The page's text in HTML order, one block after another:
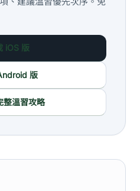
iOS 版
版
整溫習攻略